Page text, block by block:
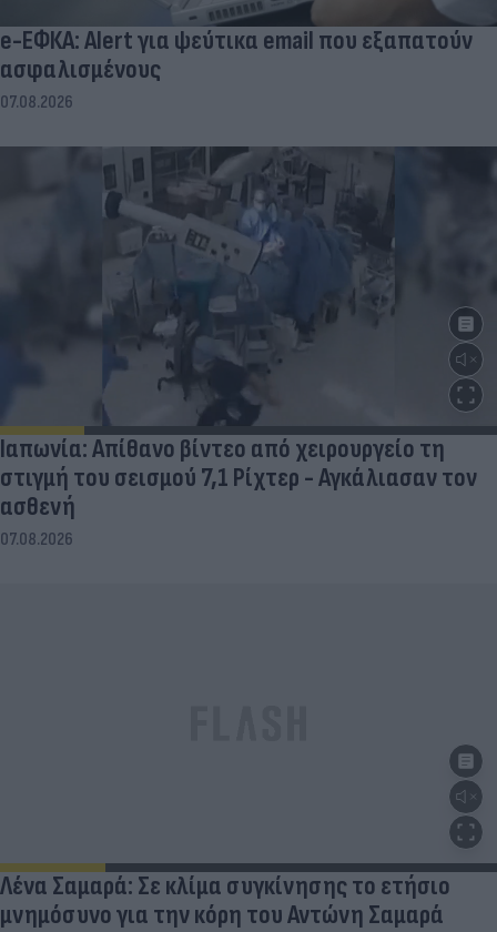
e-ΕΦΚΑ: Alert για ψεύτικα email που εξαπατούν
ασφαλισμένους
07.08.2026
Ιαπωνία: Απίθανο βίντεο από χειρουργείο τη
στιγμή του σεισμού 7,1 Ρίχτερ - Αγκάλιασαν τον
ασθενή
07.08.2026
Λένα Σαμαρά: Σε κλίμα συγκίνησης το ετήσιο
μνημόσυνο για την κόρη του Αντώνη Σαμαρά